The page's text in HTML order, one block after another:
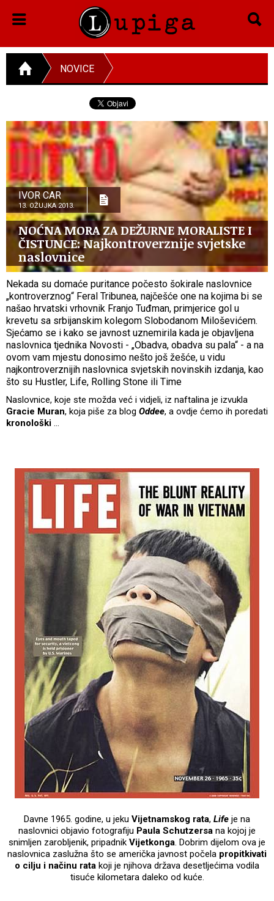
NOVICE
IVOR CAR
13. OŽUJKA 2013.
NOĆNA MORA ZA DEŽURNE MORALISTE I
ČISTUNCE: Najkontroverznije svjetske
naslovnice
Nekada su domaće puritance počesto šokirale naslovnice
„kontroverznog“ Feral Tribunea, najčešće one na kojima bi se
našao hrvatski vrhovnik Franjo Tuđman, primjerice gol u
krevetu sa srbijanskim kolegom Slobodanom Miloševićem.
Sjećamo se i kako se javnost uznemirila kada je objavljena
naslovnica tjednika Novosti - „Obadva, obadva su pala“ - a na
ovom vam mjestu donosimo nešto još žešće, u vidu
najkontroverznijih naslovnica svjetskih novinskih izdanja, kao
što su Hustler, Life, Rolling Stone ili Time
Naslovnice, koje ste možda već i vidjeli, iz naftalina je izvukla
Gracie Muran, koja piše za blog Oddee, a ovdje ćemo ih poredati
kronološki …
Davne 1965. godine, u jeku Vijetnamskog rata, Life je na
naslovnici objavio fotografiju Paula Schutzersa na kojoj je
snimljen zarobljenik, pripadnik Vijetkonga. Dobrim dijelom ova je
naslovnica zaslužna što se američka javnost počela propitkivati
o cilju i načinu rata koji je njihova država desetljećima vodila
tisuće kilometara daleko od kuće.